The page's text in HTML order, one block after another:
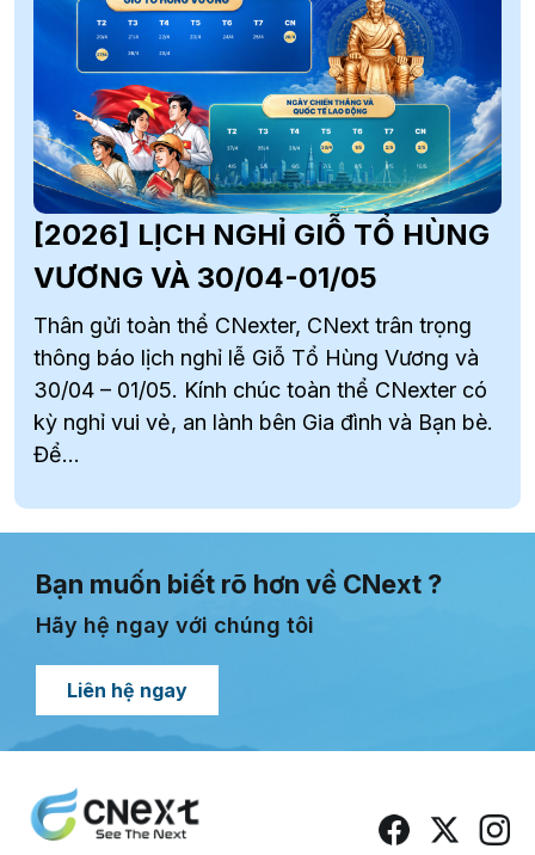
[2026] LỊCH NGHỈ GIỖ TỔ HÙNG
VƯƠNG VÀ 30/04-01/05
Thân gửi toàn thể CNexter, CNext trân trọng
thông báo lịch nghỉ lễ Giỗ Tổ Hùng Vương và
30/04 – 01/05. Kính chúc toàn thể CNexter có
kỳ nghỉ vui vẻ, an lành bên Gia đình và Bạn bè.
Để...
Bạn muốn biết rõ hơn về CNext ?
Hãy hệ ngay với chúng tôi
Liên hệ ngay